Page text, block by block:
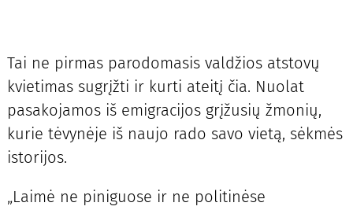
Tai ne pirmas parodomasis valdžios atstovų
kvietimas sugrįžti ir kurti ateitį čia. Nuolat
pasakojamos iš emigracijos grįžusių žmonių,
kurie tėvynėje iš naujo rado savo vietą, sėkmės
istorijos.
„Laimė ne piniguose ir ne politinėse